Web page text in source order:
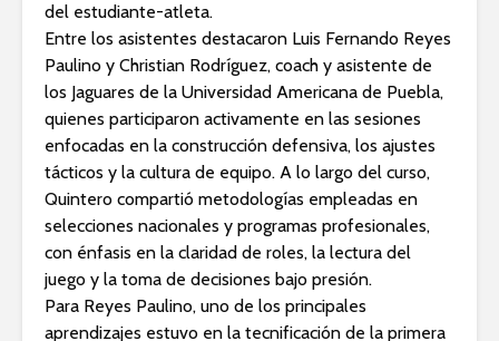
del estudiante-atleta.
Entre los asistentes destacaron Luis Fernando Reyes
Paulino y Christian Rodríguez, coach y asistente de
los Jaguares de la Universidad Americana de Puebla,
quienes participaron activamente en las sesiones
enfocadas en la construcción defensiva, los ajustes
tácticos y la cultura de equipo. A lo largo del curso,
Quintero compartió metodologías empleadas en
selecciones nacionales y programas profesionales,
con énfasis en la claridad de roles, la lectura del
juego y la toma de decisiones bajo presión.
Para Reyes Paulino, uno de los principales
aprendizajes estuvo en la tecnificación de la primera